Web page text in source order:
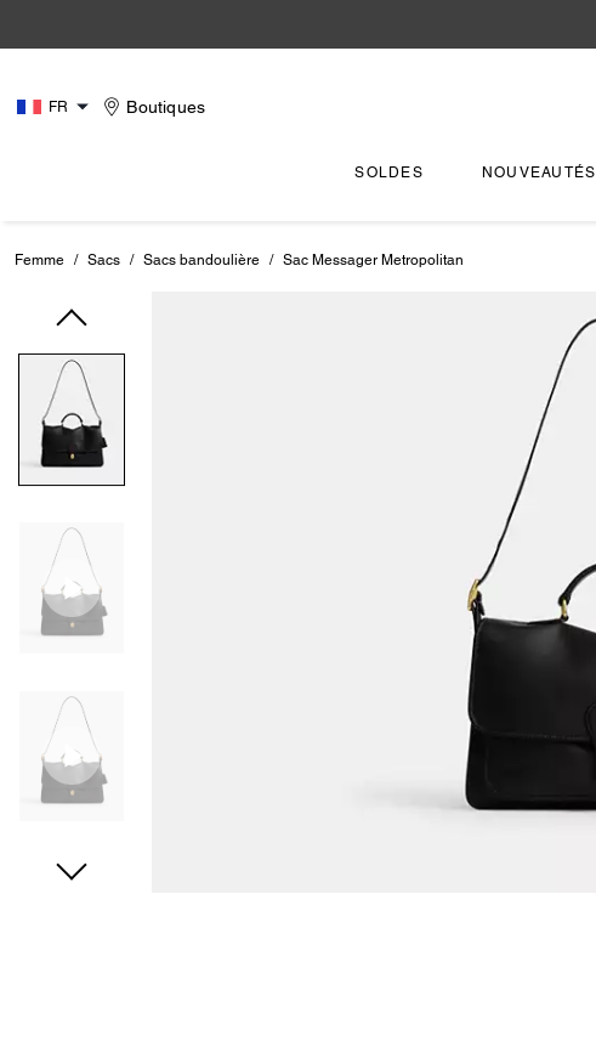
FR Boutiques
SOLDES NOUVEAUTÉS
Femme / Sacs / Sacs bandoulière / Sac Messager Metropolitan